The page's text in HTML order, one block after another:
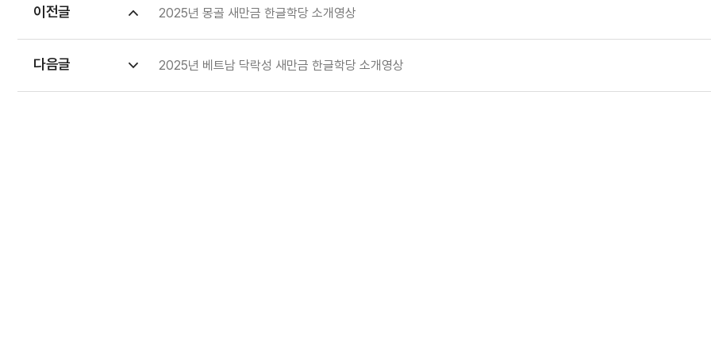
이전글 expand_less 2025년 몽골 새만금 한글학당 소개영상
다음글 expand_more 2025년 베트남 닥락성 새만금 한글학당 소개영상